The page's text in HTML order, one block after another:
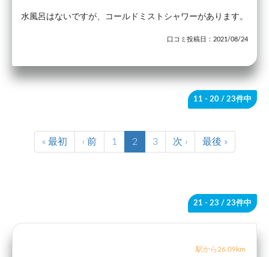
水風呂はないですが、コールドミストシャワーがあります。
口コミ投稿日：2021/08/24
11 - 20 / 23件中
« 最初 ‹ 前 1 2 3 次 › 最後 »
21 - 23 / 23件中
駅から26.09km